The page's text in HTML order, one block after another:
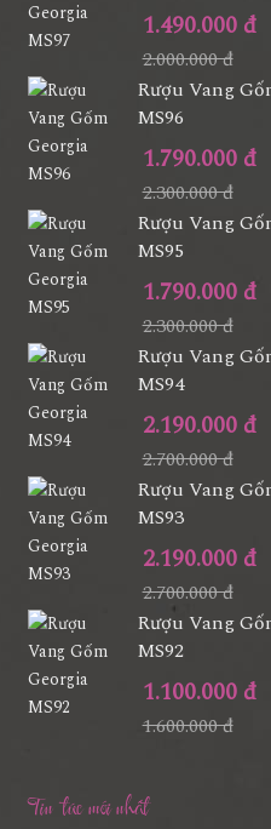
1.490.000 đ
2.000.000 đ
Rượu Vang
MS96
1.790.000 đ
2.300.000 đ
Rượu Vang
MS95
1.790.000 đ
2.300.000 đ
Rượu Vang
MS94
2.190.000 đ
2.700.000 đ
Rượu Vang
MS93
2.190.000 đ
2.700.000 đ
Rượu Vang
MS92
1.100.000 đ
1.600.000 đ
Tin tức mới nhất